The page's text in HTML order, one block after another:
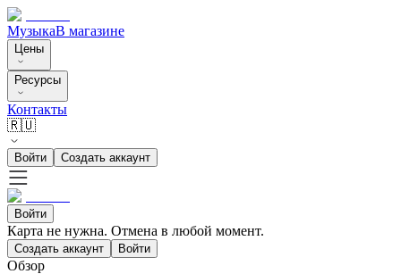
МузыкаВ магазине
Цены
Ресурсы
Контакты
🇷🇺
Войти Создать аккаунт
Войти
Карта не нужна. Отмена в любой момент.
Создать аккаунт Войти
Обзор